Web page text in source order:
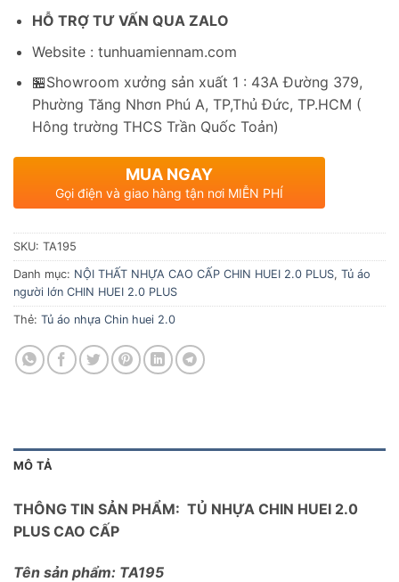
HỖ TRỢ TƯ VẤN QUA ZALO
Website : tunhuamiennam.com
🏪Showroom xưởng sản xuất 1 : 43A Đường 379,
Phường Tăng Nhơn Phú A, TP,Thủ Đức, TP.HCM (
Hông trường THCS Trần Quốc Toản)
MUA NGAY
Gọi điện và giao hàng tận nơi MIỄN PHÍ
SKU: TA195
Danh mục: NỘI THẤT NHỰA CAO CẤP CHIN HUEI 2.0 PLUS, Tủ áo
người lớn CHIN HUEI 2.0 PLUS
Thẻ: Tủ áo nhựa Chin huei 2.0
MÔ TẢ
THÔNG TIN SẢN PHẨM: TỦ NHỰA CHIN HUEI 2.0
PLUS CAO CẤP
Tên sản phẩm: TA195